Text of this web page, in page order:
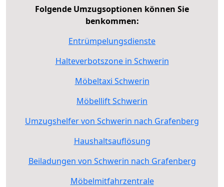
Folgende Umzugsoptionen können Sie
benkommen:
Entrümpelungsdienste
Halteverbotszone in Schwerin
Möbeltaxi Schwerin
Möbellift Schwerin
Umzugshelfer von Schwerin nach Grafenberg
Haushaltsauflösung
Beiladungen von Schwerin nach Grafenberg
Möbelmitfahrzentrale